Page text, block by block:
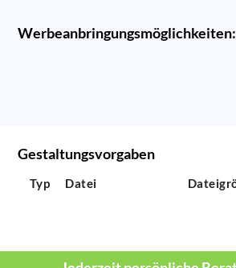
Werbeanbringungsmöglichkeiten:
Gestaltungsvorgaben
Typ Datei